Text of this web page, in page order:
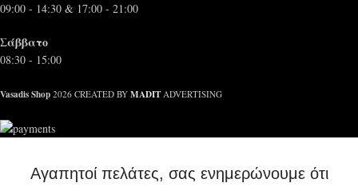
09:00 - 14:30 & 17:00 - 21:00
Σάββατο
08:30 - 15:00
Vasadis Shop 2026 CREATED BY MADIT ADVERTISING
Αγαπητοί πελάτες, σας ενημερώνουμε ότι